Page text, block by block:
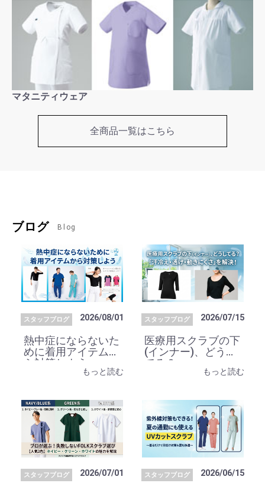
マタニティウェア
全商品一覧はこちら
ブログ Blog
スタッフブログ 2026/08/01
熱中症にならないた
めに着用アイテムか
ら対策しよう
もっと読む
スタッフブログ 2026/07/15
医療用スクラブの下
(インナー)、どうし
てる？
もっと読む
スタッフブログ 2026/07/01 スタッフブログ 2026/06/15